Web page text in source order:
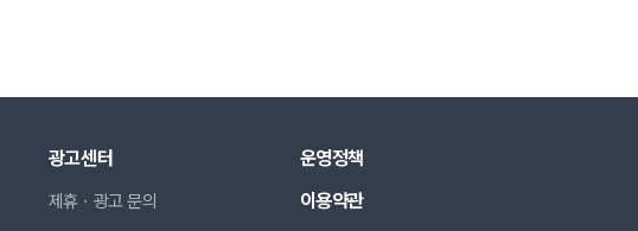
광고센터
제휴ㆍ광고 문의
운영정책
이용약관